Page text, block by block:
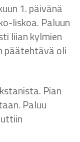
1. päivänä
liskoa. Paluun
liian kylmien
päätehtävä oli
Pian
Paluu